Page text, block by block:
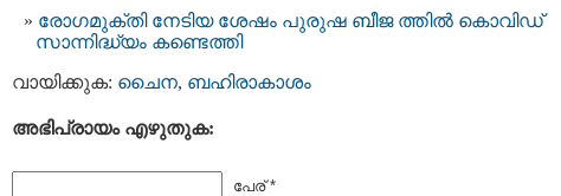
രോഗമുക്തി നേടിയ ശേഷം പുരുഷ ബീജ ത്തിൽ കൊവിഡ്
സാന്നിദ്ധ്യം കണ്ടെത്തി
വായിക്കുക: ചൈന, ബഹിരാകാശം
അഭിപ്രായം എഴുതുക:
പേര് *